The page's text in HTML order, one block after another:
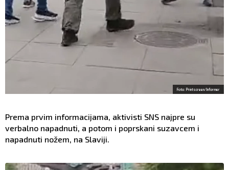
Foto: Printscreen/Informer
Prema prvim informacijama, aktivisti SNS najpre su
verbalno napadnuti, a potom i poprskani suzavcem i
napadnuti nožem, na Slaviji.